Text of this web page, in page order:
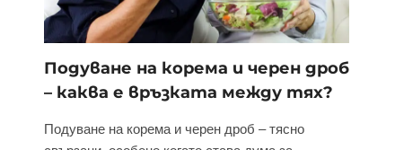
Подуване на корема и черен дроб
– каква е връзката между тях?
Подуване на корема и черен дроб – тясно